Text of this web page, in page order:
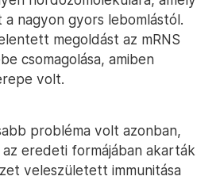
a nagyon gyors lebomlástól.
megoldást az mRNS
csomagolása, amiben
volt.
probléma volt azonban,
eredeti formájában akarták
veleszületett immunitása